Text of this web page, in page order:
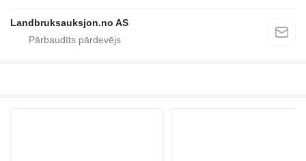
Landbruksauksjon.no AS